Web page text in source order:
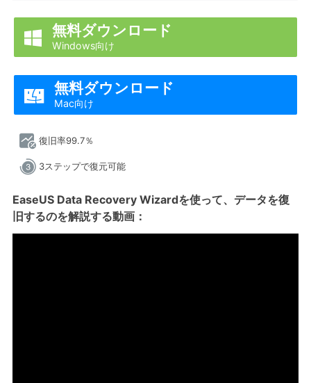
 無料ダウンロード
Windows向け
 無料ダウンロード
Mac向け
復旧率99.7％
3ステップで復元可能
EaseUS Data Recovery Wizardを使って、データを復
旧するのを解説する動画：